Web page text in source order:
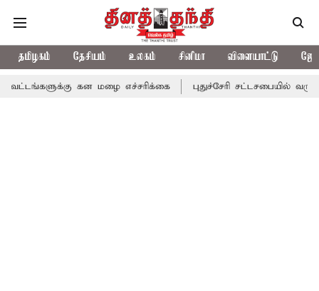
தமிழகம் தேசியம் உலகம் சினிமா விளையாட்டு
கன மழை எச்சரிக்கை புதுச்சேரி சட்டசபையில் வரும் 24ம்